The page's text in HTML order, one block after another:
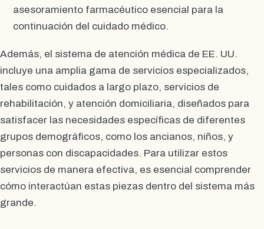
asesoramiento farmacéutico esencial para la
continuación del cuidado médico.
Además, el sistema de atención médica de EE. UU.
incluye una amplia gama de servicios especializados,
tales como cuidados a largo plazo, servicios de
rehabilitación, y atención domiciliaria, diseñados para
satisfacer las necesidades específicas de diferentes
grupos demográficos, como los ancianos, niños, y
personas con discapacidades. Para utilizar estos
servicios de manera efectiva, es esencial comprender
cómo interactúan estas piezas dentro del sistema más
grande.